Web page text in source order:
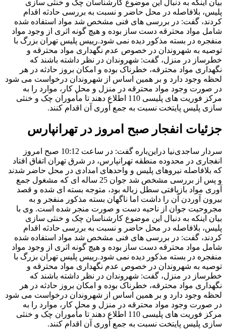
بیان اینکه به دنبال این موضوع کارشناسان چک و خنثی سازی
پلیس، بلافاصله در محل حاضر و نسبت به بررسی حادثه اقدام
کردند، گفت: در بررسی های فنی مشخص شد مواد استفاده شده
شامل مواد محترقه دست ساز بوده و هیچ گونه اثری از وجود مواد
منفجره در بسته مذکور دیده نمی شود.رییس پلیس تهران بزرگ با
توصیه به شهروندان در خصوص عدم نگهداری مواد محترقه و
خطرساز در منزل، گفت: شهروندان در نظر داشته باشند که
نگهداری مواد محترقه، خطرناک بوده و امکان بروز حادثه در هر
لحظه وجود دارد و بر همین اساس از شهروندان درخواست می شود
در صورت وجود مواد محترقه در منزل و محل کار، موارد را به
مرکز فوریت های پلیسی 110 اطلاع دهند تا مأموران چک و خنثی
سازی پلیس پایتخت نسبت به جمع آوری آن اقدام کنند.
جزئیات انفجار صبح امروز در تهرانپارس
سردار ساجدی‌نیا دراین‌باره گفت:‌ در ساعت 10:12 صبح امروز
انفجاری در محدوده منطقه تهرانپارس، در شرق تهران اتفاق افتاد
که بلافاصله نیروهای پلیس و واحدهای امدادی در محل حاضر شدند
و پس از بررسی مشخص شد جوان 25 ساله ای که مشغول جمع
آوری مواد بازیافتی سطل زباله بود، متوجه بسته ای شده و قصد
بیرون آوردن آن را داشت اما ناگهان بسته مذکور منفجر و به
مجروحیت جوان از ناحیه دست و صورت منجر شده است. وی با
بیان اینکه به دنبال این موضوع کارشناسان چک و خنثی سازی
پلیس، بلافاصله در محل حاضر و نسبت به بررسی حادثه اقدام
کردند، گفت: در بررسی های فنی مشخص شد مواد استفاده شده
شامل مواد محترقه دست ساز بوده و هیچ گونه اثری از وجود مواد
منفجره در بسته مذکور دیده نمی شود.رییس پلیس تهران بزرگ با
توصیه به شهروندان در خصوص عدم نگهداری مواد محترقه و
خطرساز در منزل، گفت: شهروندان در نظر داشته باشند که
نگهداری مواد محترقه، خطرناک بوده و امکان بروز حادثه در هر
لحظه وجود دارد و بر همین اساس از شهروندان درخواست می شود
در صورت وجود مواد محترقه در منزل و محل کار، موارد را به
مرکز فوریت های پلیسی 110 اطلاع دهند تا مأموران چک و خنثی
سازی پلیس پایتخت نسبت به جمع آوری آن اقدام کنند.